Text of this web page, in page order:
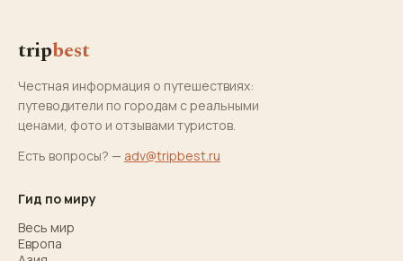
tripbest
Честная информация о путешествиях:
путеводители по городам с реальными
ценами, фото и отзывами туристов.
Есть вопросы? — adv@tripbest.ru
Гид по миру
Весь мир
Европа